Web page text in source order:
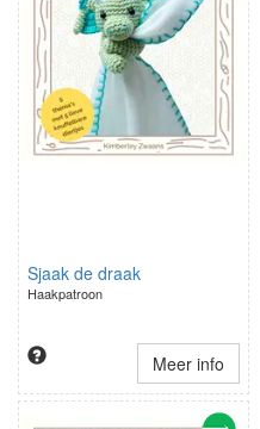
Sjaak de draak
Haakpatroon
Meer info